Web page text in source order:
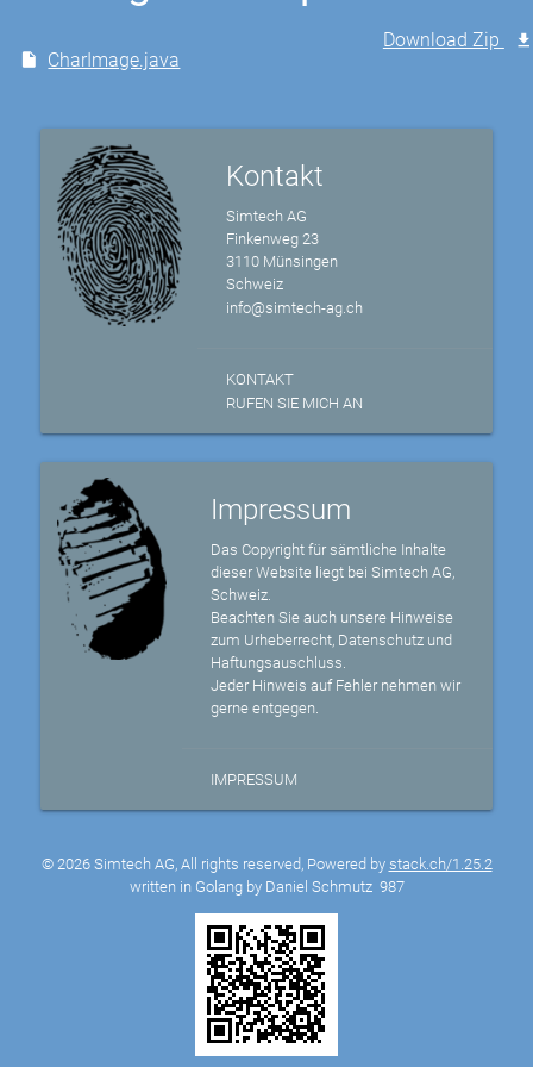
CharImage.java
Download Zip
Kontakt
Simtech AG
Finkenweg 23
3110 Münsingen
Schweiz
info@simtech-ag.ch
KONTAKT
RUFEN SIE MICH AN
Impressum
Das Copyright für sämtliche Inhalte
dieser Website liegt bei Simtech AG,
Schweiz.
Beachten Sie auch unsere Hinweise
zum Urheberrecht, Datenschutz und
Haftungsauschluss.
Jeder Hinweis auf Fehler nehmen wir
gerne entgegen.
IMPRESSUM
© 2026 Simtech AG, All rights reserved, Powered by stack.ch/1.25.2
written in Golang by Daniel Schmutz 987